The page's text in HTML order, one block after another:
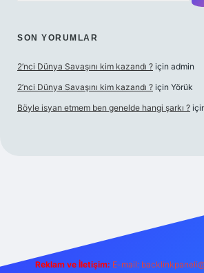
SON YORUMLAR
2’nci Dünya Savaşını kim kazandı ? için admin
2’nci Dünya Savaşını kim kazandı ? için Yörük
Böyle isyan etmem ben genelde hangi şarkı ?
Reklam ve İletişim: E-mail: